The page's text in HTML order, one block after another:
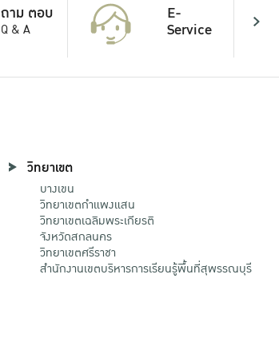
ถาม ตอบ
Q & A
E-
Service
วิทยาเขต
บางเขน
วิทยาเขตกําแพงแสน
วิทยาเขตเฉลิมพระเกียรติ
จังหวัดสกลนคร
วิทยาเขตศรีราชา
สำนักงานเขตบริหารการเรียนรู้พื้นที่สุพรรณบุรี